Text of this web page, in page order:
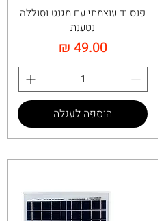
פנס יד עוצמתי עם מגנט וסוללה
נטענת
מחיר‏49.00 ‏₪
הוספה לעגלה